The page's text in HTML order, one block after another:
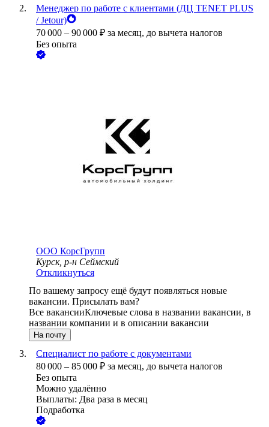
Менеджер по работе с клиентами (ДЦ TENET PLUS
/ Jetour)
70 000 – 90 000 ₽ за месяц, до вычета налогов
Без опыта
ООО КорсГрупп
Курск, р-н Сеймский
Откликнуться
По вашему запросу ещё будут появляться новые
вакансии. Присылать вам?
Все вакансииКлючевые слова в названии вакансии, в
названии компании и в описании вакансии
На почту
Специалист по работе с документами
80 000 – 85 000 ₽ за месяц, до вычета налогов
Без опыта
Можно удалённо
Выплаты: Два раза в месяц
Подработка